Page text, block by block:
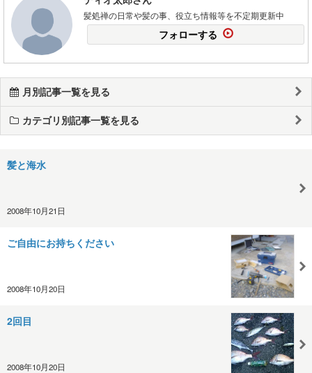
髪処禅の日常や髪の事、役立ち情報等を不定期更新中
フォローする
月別記事一覧を見る
カテゴリ別記事一覧を見る
髪と海水
2008年10月21日
ご自由にお持ちください
2008年10月20日
2回目
2008年10月20日